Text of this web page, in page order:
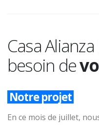
Casa
besoin de
Notre projet
En ce mois de juillet,